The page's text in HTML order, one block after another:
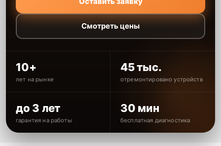
Смотреть цены
10+
лет на рынке
45 тыс.
отремонтировано устройств
до 3 лет
гарантия на работы
30 мин
бесплатная диагностика